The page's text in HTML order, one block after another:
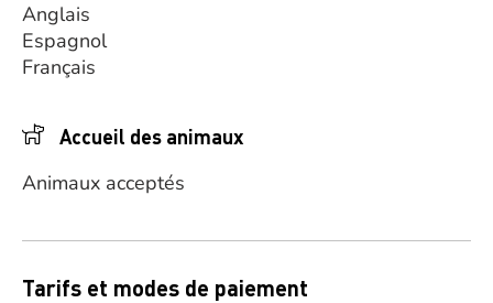
Anglais
Espagnol
Français
Accueil des animaux
Animaux acceptés
Tarifs et modes de paiement